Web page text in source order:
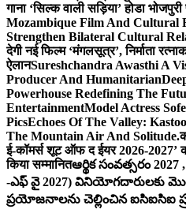
गाना ‘सिल्क वाली सड़िया’ होडा
Mozambique Film And Cultural
Strengthen Bilateral Cultural
देगी नई फिल्म ‘मंगलसूत्र’, निर्माता
ऐलानSureshchandra Awasthi A
Producer And Humanitarian
Powerhouse Redefining The
EntertainmentModel Actress
PicsEchoes Of The Valley:
The Mountain Air And Solitude.
ई-कॉमर्स शूट ऑफ द ईयर 2026-2027’
किया सम्मानितఆర్థిక సంవత్సరం
-ఎఫ్ వై 2027) వినియోగదారులకు
ప్రయోజనాలను చెల్లించిన ఐసిఐసిఐ